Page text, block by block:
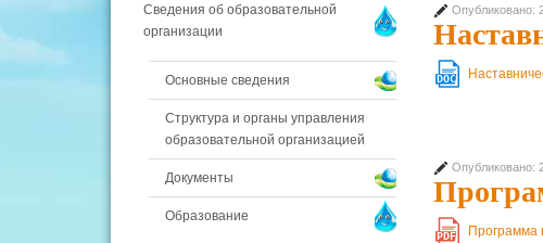
Опубликовано:
DOC
Опубликовано:
PDF Программа
Сведения об образовательной
организации
Основные сведения
Структура и органы управления
образовательной организацией
Документы
Образование